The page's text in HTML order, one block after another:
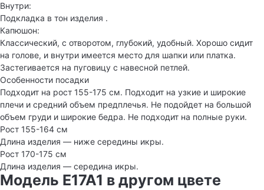
Внутри:
Подкладка в тон изделия .
Капюшон:
Классический, с отворотом, глубокий, удобный. Хорошо сидит
на голове, и внутри имеется место для шапки или платка.
Застегивается на пуговицу с навесной петлей.
Особенности посадки
Подходит на рост 155-175 см. Подходит на узкие и широкие
плечи и средний объем предплечья. Не подойдет на большой
объем груди и широкие бедра. Не подходит на полные руки.
Рост 155-164 см
Длина изделия — ниже середины икры.
Рост 170-175 см
Длина изделия — середина икры.
Модель E17A1 в другом цвете